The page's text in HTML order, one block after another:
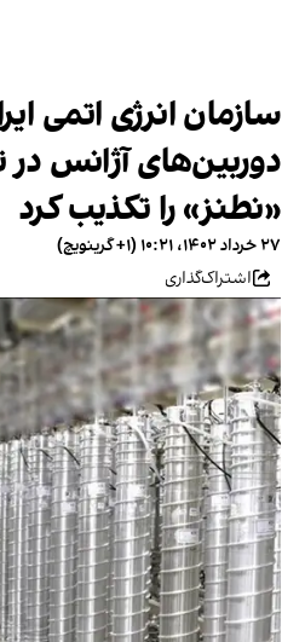
سازمان انرژی اتمی
دوربین‌های آژانس
«نطنز» را تکذیب کرد
۲۷ خرداد ۱۴۰۲، ۱۰:۲۱ (‎+۱ گرینویچ)
اشتراک‌گذاری